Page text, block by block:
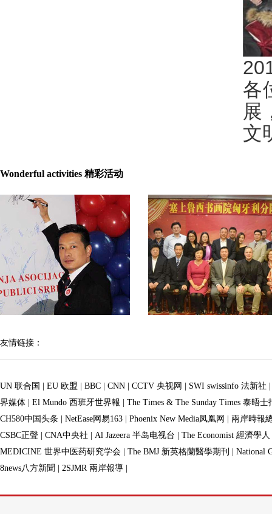
各
展
文
Wonderful activities 精彩活动
友情链接：
UN 联合国 EU 欧盟 BBC CNN CCTV 央视网 SWI swissinfo 法新社
界媒体
El Mundo 西班牙世界報
The Times & The Sunday Times 泰晤士
CH580中国头条
NetEase网易163 Phoenix New Media凤凰网
兩岸時報
CSBC正聲
CNA中央社 Al Jazeera 半岛电视台 The Economist 經濟學人
MEDICINE 世界中医药研究学会
The BMJ 新英格蘭醫學期刊
National
8news八方新聞
2SJMR 兩岸報導